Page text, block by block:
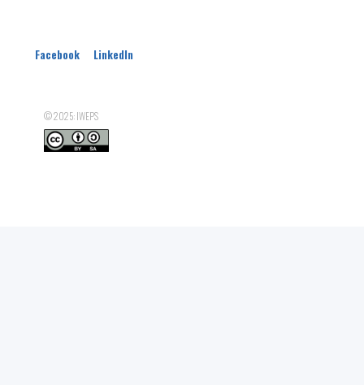
Facebook LinkedIn
© 2025: IWEPS